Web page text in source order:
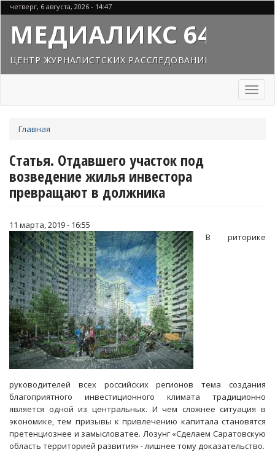
Перейти
к
основному
содержанию
четверг, 6 августа, 2026 - 14:47
МЕДИАЛИКС 64
ЦЕНТР ЖУРНАЛИСТСКИХ РАССЛЕДОВАНИЙ
Toggle
здесь
Главная
Статья. Отдавшего участок под
возведение жилья инвестора
превращают в должника
11 марта, 2019 - 16:55
В риторике
руководителей всех российских регионов тема создания
благоприятного инвестиционного климата традиционно
является одной из центральных. И чем сложнее ситуация в
экономике, тем призывы к привлечению капитала становятся
претенциознее и замысловатее. Лозунг «Сделаем Саратовскую
область территорией развития» - лишнее тому доказательство.